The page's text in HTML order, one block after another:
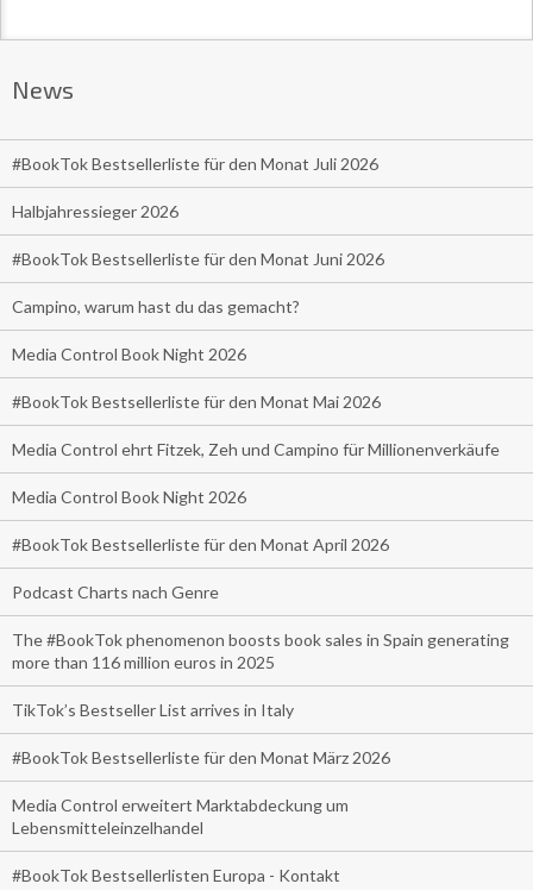
News
#BookTok Bestsellerliste für den Monat Juli 2026
Halbjahressieger 2026
#BookTok Bestsellerliste für den Monat Juni 2026
Campino, warum hast du das gemacht?
Media Control Book Night 2026
#BookTok Bestsellerliste für den Monat Mai 2026
Media Control ehrt Fitzek, Zeh und Campino für Millionenverkäufe
Media Control Book Night 2026
#BookTok Bestsellerliste für den Monat April 2026
Podcast Charts nach Genre
The #BookTok phenomenon boosts book sales in Spain generating
more than 116 million euros in 2025
TikTok’s Bestseller List arrives in Italy
#BookTok Bestsellerliste für den Monat März 2026
Media Control erweitert Marktabdeckung um
Lebensmitteleinzelhandel
#BookTok Bestsellerlisten Europa - Kontakt